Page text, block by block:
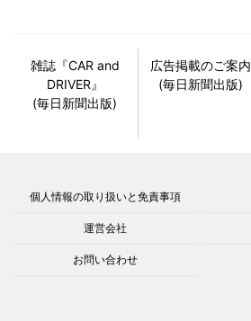
雑誌『CAR and
DRIVER』
(毎日新聞出版)
広告掲載のご案内
(毎日新聞出版)
個人情報の取り扱いと免責事項
運営会社
お問い合わせ